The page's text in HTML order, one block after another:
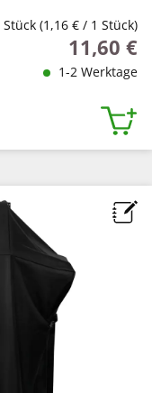
Stück (1,16 € / 1 Stück)
Regulärer
11,60 €
1-2 Werktage